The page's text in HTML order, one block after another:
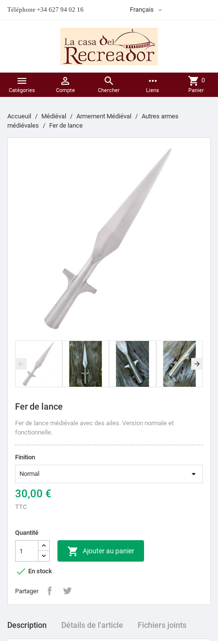
Téléphone +34 627 94 02 16 Français 

Catégories

Compte

Chercher
more_horiz
Liens
shopping_cart 0
Panier
Accueuil Médiéval Armement Médiéval
Autres armes
médiévales
Fer de lance
Fer de lance
Fer de lance médiévale avec des ailes. Version normale et
fonctionnelle.
Finition
30,00 €
TTC
Quantité
 Ajouter au panier
 En stock
Partager
Description Détails de l'article Fichiers joints